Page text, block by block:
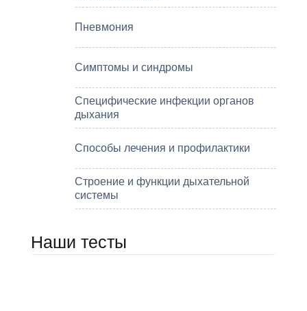
Пневмония
Симптомы и синдромы
Специфические инфекции органов
дыхания
Способы лечения и профилактики
Строение и функции дыхательной
системы
Наши тесты